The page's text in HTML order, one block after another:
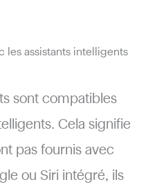
les assistants intelligents
sont compatibles
Cela signifie
pas fournis avec
ou Siri intégré, ils